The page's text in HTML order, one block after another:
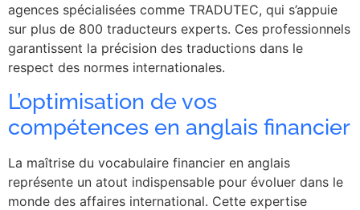
agences spécialisées comme TRADUTEC, qui s’appuie
sur plus de 800 traducteurs experts. Ces professionnels
garantissent la précision des traductions dans le
respect des normes internationales.
L’optimisation de vos
compétences en anglais financier
La maîtrise du vocabulaire financier en anglais
représente un atout indispensable pour évoluer dans le
monde des affaires international. Cette expertise